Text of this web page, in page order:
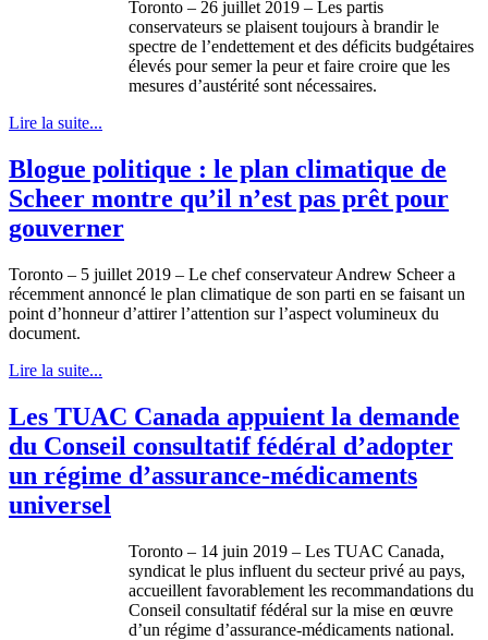
Toronto – 26 juillet 2019 – Les partis
conservateurs se plaisent toujours à brandir le
spectre de l’endettement et des déficits budgétaires
élevés pour semer la peur et faire croire que les
mesures d’austérité sont nécessaires.
Lire la suite...
Blogue politique : le plan climatique de
Scheer montre qu’il n’est pas prêt pour
gouverner
Toronto – 5 juillet 2019 – Le chef conservateur Andrew Scheer a
récemment annoncé le plan climatique de son parti en se faisant un
point d’honneur d’attirer l’attention sur l’aspect volumineux du
document.
Lire la suite...
Les TUAC Canada appuient la demande
du Conseil consultatif fédéral d’adopter
un régime d’assurance-médicaments
universel
Toronto – 14 juin 2019 – Les TUAC Canada,
syndicat le plus influent du secteur privé au pays,
accueillent favorablement les recommandations du
Conseil consultatif fédéral sur la mise en œuvre
d’un régime d’assurance-médicaments national.